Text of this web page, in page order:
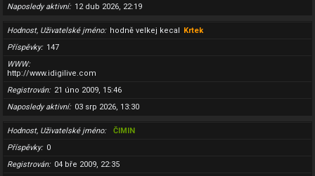
Naposledy aktivní
12 dub 2026, 22:19
Hodnost, Uživatelské jméno hodně velkej kecal Krtek
Příspěvky
147
WWW
http://www.idigilive.com
Registrován
21 úno 2009, 15:46
Naposledy aktivní
03 srp 2026, 13:30
Hodnost, Uživatelské jméno
ČIMIN
Příspěvky
0
Registrován
04 bře 2009, 22:35